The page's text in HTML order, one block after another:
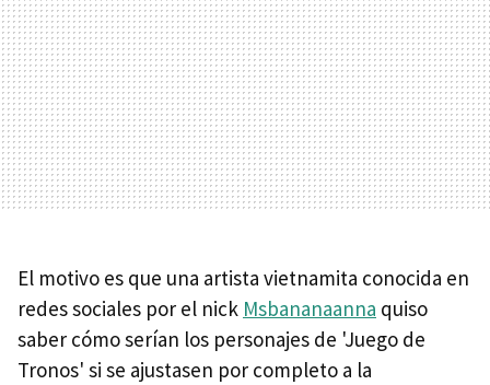
El motivo es que una artista vietnamita conocida en
redes sociales por el nick Msbananaanna quiso
saber cómo serían los personajes de 'Juego de
Tronos' si se ajustasen por completo a la